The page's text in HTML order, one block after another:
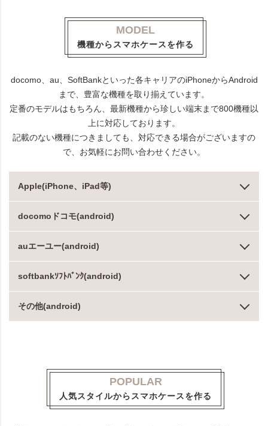
MODEL
機種からスマホケースを作る
docomo、au、SoftBankといった各キャリアのiPhoneからAndroid
まで、豊富な機種を取り揃えています。
定番のモデルはもちろん、最新機種から珍しい端末まで800機種以
上に対応しております。
記載のない機種につきましても、対応できる場合がございますの
で、お気軽にお問い合わせください。
Apple(iPhone、iPad等)
docomoドコモ(android)
auエーユー(android)
softbankｿﾌﾄﾊﾞﾝｸ(android)
その他(android)
POPULAR
人気スタイルからスマホケースを作る